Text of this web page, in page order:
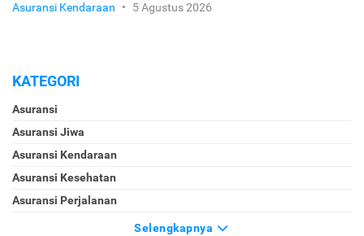
Asuransi Kendaraan • 5 Agustus 2026
KATEGORI
Asuransi
Asuransi Jiwa
Asuransi Kendaraan
Asuransi Kesehatan
Asuransi Perjalanan
Selengkapnya